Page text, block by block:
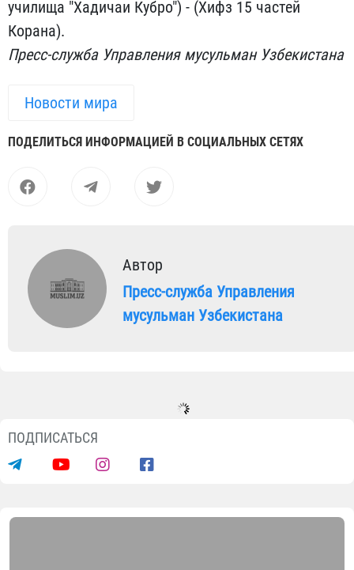
училища "Хадичаи Кубро") - (Хифз 15 частей
Корана).
Пресс-служба Управления мусульман Узбекистана
Новости мира
ПОДЕЛИТЬСЯ ИНФОРМАЦИЕЙ В СОЦИАЛЬНЫХ СЕТЯХ
Автор
Пресс-служба Управления
мусульман Узбекистана
ПОДПИСАТЬСЯ